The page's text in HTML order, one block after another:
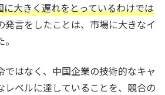
大きく遅れをとっているわけでは
発言をしたことは、市場に大きなイ
ではなく、中国企業の技術的なキャ
レベルに達していることを、競合の